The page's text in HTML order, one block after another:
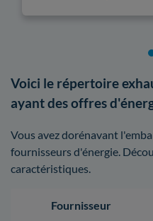
Voici le répertoire
ayant des offres
Vous avez dorénavant
fournisseurs d'énergie.
caractéristiques.
Fournisseur